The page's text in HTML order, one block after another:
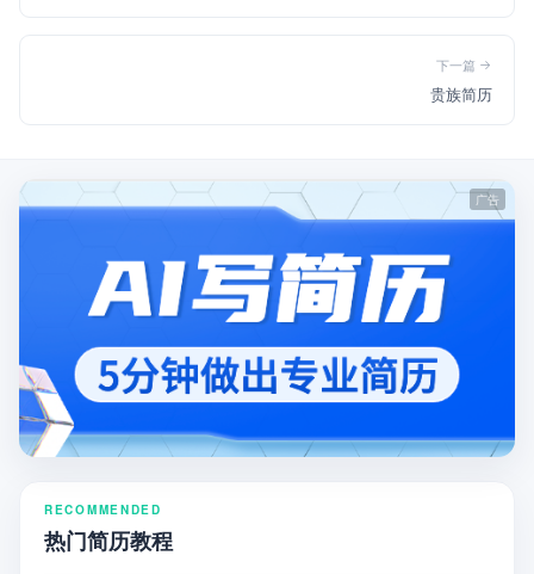
下一篇
贵族简历
RECOMMENDED
热门简历教程